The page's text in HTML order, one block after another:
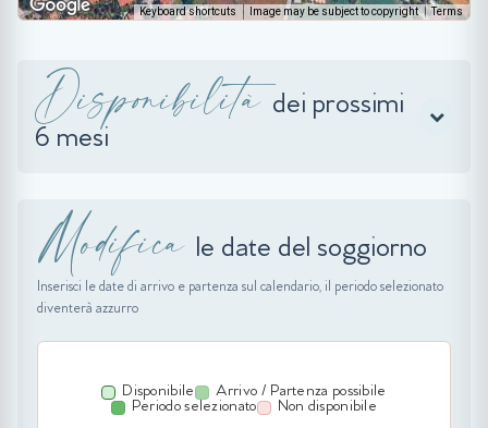
Keyboard shortcuts Image may be subject to copyright Terms
Disponibilità dei prossimi
6 mesi
Modifica le date del soggiorno
Inserisci le date di arrivo e partenza sul calendario, il periodo selezionato
diventerà azzurro
Disponibile
Arrivo / Partenza possibile
Periodo selezionato
Non disponibile